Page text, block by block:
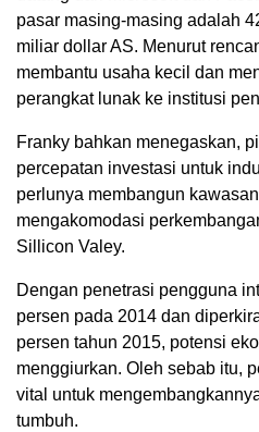
pasar masing-masing adalah
miliar dollar AS. Menurut
membantu usaha kecil dan
perangkat lunak ke institusi
Franky bahkan menegaskan,
percepatan investasi untuk
perlunya membangun
mengakomodasi
Sillicon Valey.
Dengan penetrasi pengguna
persen pada 2014 dan
persen tahun 2015, potensi
menggiurkan. Oleh sebab itu,
vital untuk
tumbuh.